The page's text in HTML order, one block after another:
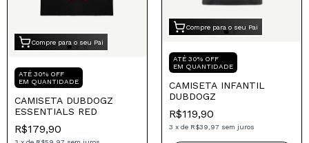
Compre para o seu Pai
ATÉ 30% OFF
EM QUANTIDADE
CAMISETA DUBDOGZ
ESSENTIALS RED
R$179,90
Compre para o seu Pai
ATÉ 30% OFF
EM QUANTIDADE
CAMISETA INFANTIL
DUBDOGZ
R$119,90
3 x de R$39,97 sem juros